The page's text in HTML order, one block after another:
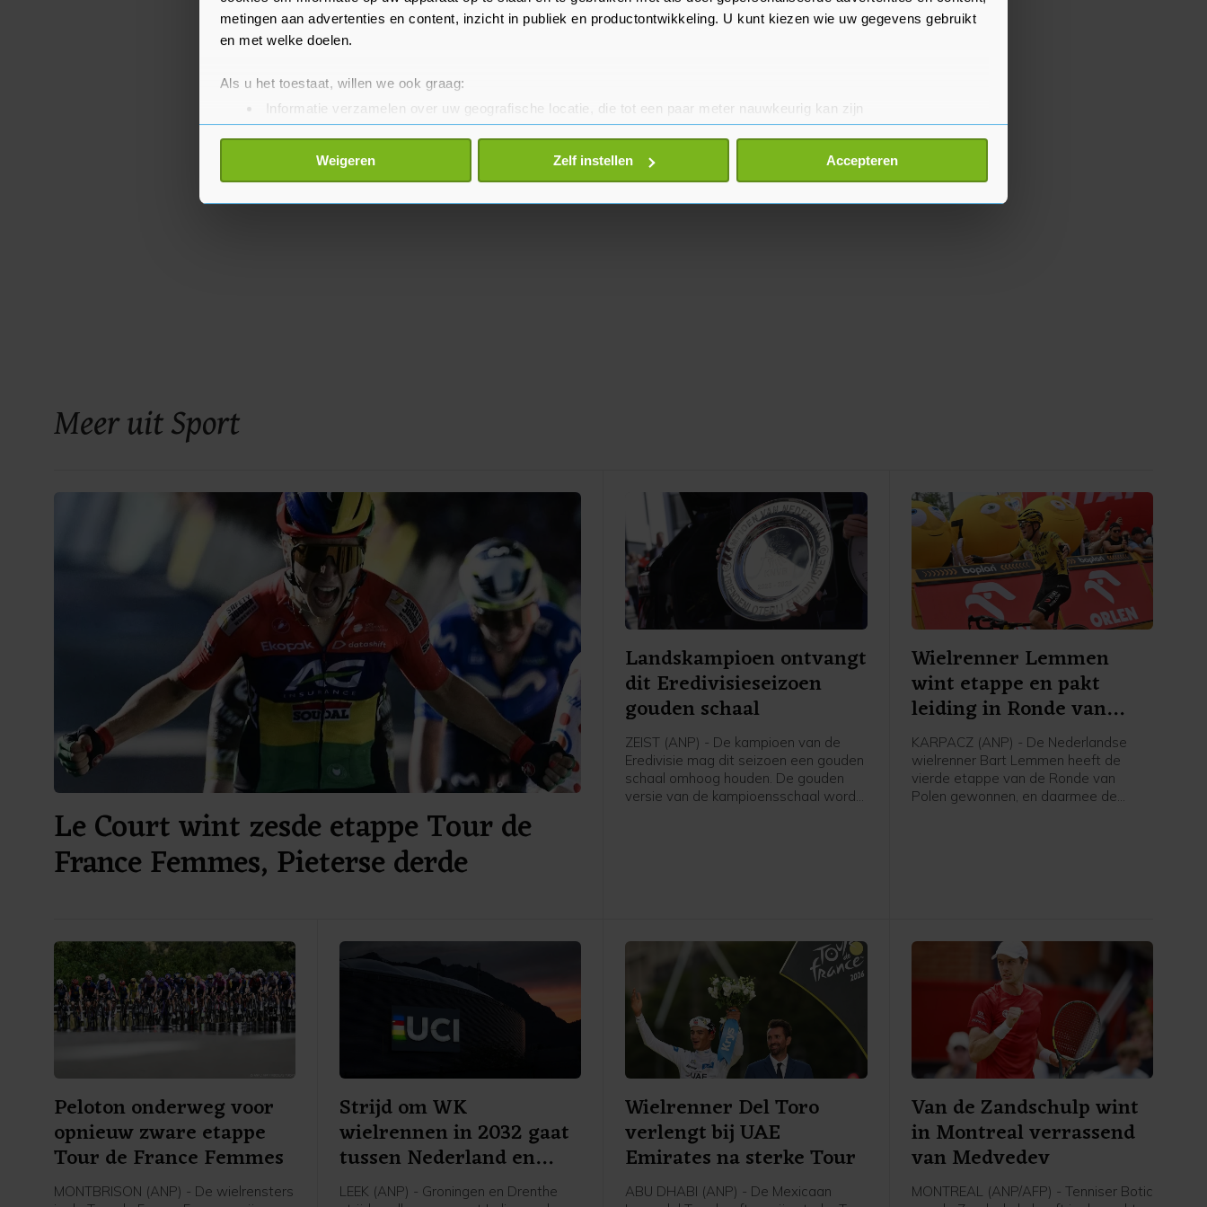
metingen aan advertenties en content, inzicht in publiek en productontwikkeling. U kunt kiezen wie uw gegevens gebruikt
en met welke doelen.
Als u het toestaat, willen we ook graag:
Informatie verzamelen over uw geografische locatie, die tot een paar meter nauwkeurig kan zijn
Uw apparaat identificeren door het actief te scannen op specifieke eigenschappen (fingerprinting)
Lees meer over hoe uw persoonlijke gegevens worden verwerkt en stel uw voorkeuren in het
detailgedeelte
toestemming op elk moment wijzigen of intrekken in de Cookieverklaring.
Weigeren Zelf instellen Accepteren
Meer uit Sport
Le Court wint zesde etappe Tour de
France Femmes, Pieterse derde
Landskampioen ontvangt
dit Eredivisieseizoen
gouden schaal
ZEIST (ANP) - De kampioen van de
Eredivisie mag dit seizoen een gouden
schaal omhoog houden. De gouden
versie van de kampioensschaal wordt
Wielrenner Lemmen
wint etappe en pakt
leiding in Ronde van
Polen
KARPACZ (ANP) - De Nederlandse
wielrenner Bart Lemmen heeft de
vierde etappe van de Ronde van
Polen gewonnen, en daarmee de
Peloton onderweg voor
opnieuw zware etappe
Tour de France Femmes
MONTBRISON (ANP) - De wielrensters
Strijd om WK
wielrennen in 2032 gaat
tussen Nederland en
India
LEEK (ANP) - Groningen en Drenthe
Wielrenner Del Toro
verlengt bij UAE
Emirates na sterke Tour
ABU DHABI (ANP) - De Mexicaan
Van de Zandschulp wint
in Montreal verrassend
van Medvedev
MONTREAL (ANP/AFP) - Tenniser Botic